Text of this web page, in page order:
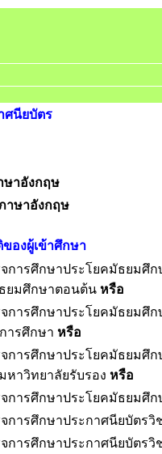
ศนียบัตร
ษาอังกฤษ
าษาอังกฤษ
องผู้เข้าศึกษา
จการศึกษาประโยคมัธยมศึ
ยมศึกษาตอนต้น หรือ
จการศึกษาประโยคมัธยมศึ
ารศึกษา หรือ
จการศึกษาประโยคมัธยมศึ
หาวิทยาลัยรับรอง หรือ
จการศึกษาประโยคมัธยมศึ
จการศึกษาประกาศนียบัตร
จการศึกษาประกาศนียบัตร